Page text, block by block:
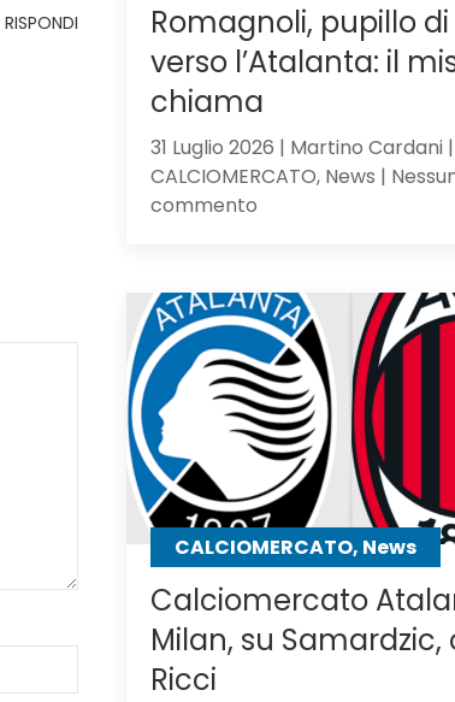
RISPONDI
Romagnoli, pupillo di
verso l’Atalanta: il
chiama
31 Luglio 2026 | Martino Cardani |
CALCIOMERCATO, News |
commentosu
di
Sarri,
verso
l’Atalanta:
il
mister
lo
chiama
CALCIOMERCATO, News
Calciomercato
Milan, su Samardzic,
Ricci